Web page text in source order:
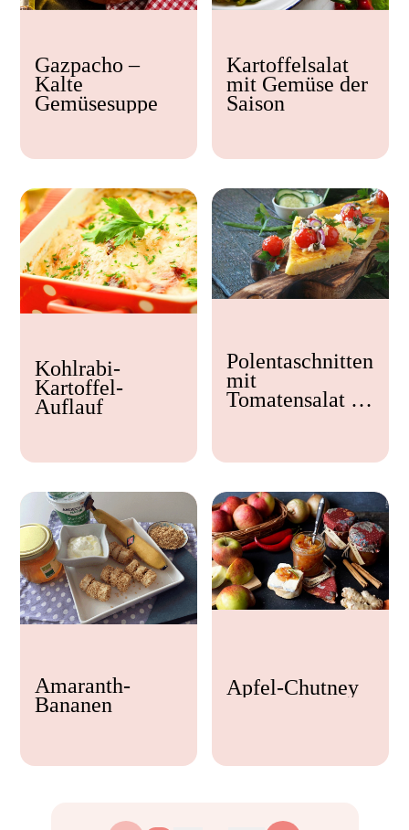
< 15 min
15 - 30 min
30 - 60 min
Gazpacho –
Kalte
Gemüsesuppe
Kartoffelsalat
mit Gemüse der
Saison
Kohlrabi-
Kartoffel-
Auflauf
Polentaschnitten
mit
Tomatensalat &
Amaranth-
Bananen
Apfel-Chutney